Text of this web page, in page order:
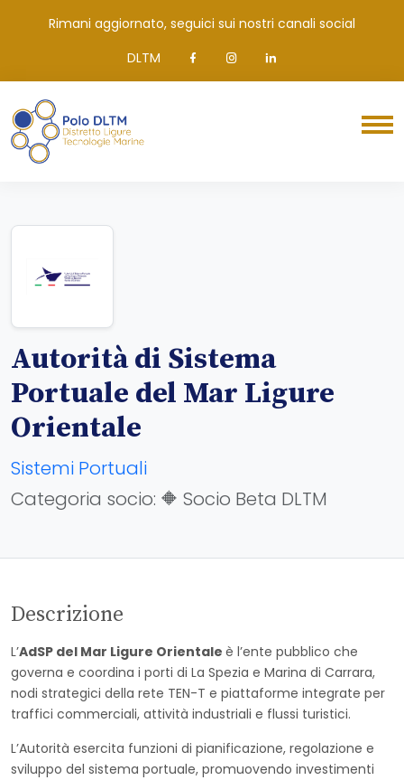
Rimani aggiornato, seguici sui nostri canali social
DLTM
Autorità di Sistema
Portuale del Mar Ligure
Orientale
Sistemi Portuali
Categoria socio: 🔶 Socio Beta DLTM
Descrizione
L’AdSP del Mar Ligure Orientale è l’ente pubblico che
governa e coordina i porti di La Spezia e Marina di Carrara,
nodi strategici della rete TEN-T e piattaforme integrate per
traffici commerciali, attività industriali e flussi turistici.
L’Autorità esercita funzioni di pianificazione, regolazione e
sviluppo del sistema portuale, promuovendo investimenti